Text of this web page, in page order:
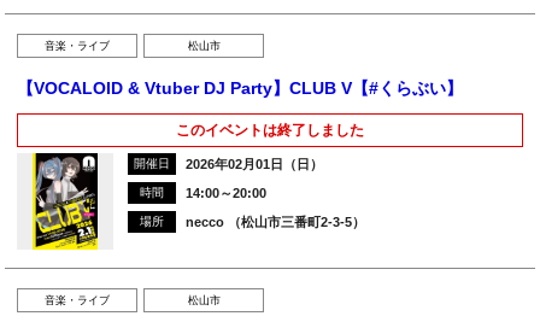
音楽・ライブ 松山市
【VOCALOID & Vtuber DJ Party】CLUB V【#くらぶい】
このイベントは終了しました
開催日 2026年02月01日（日）
時間 14:00～20:00
場所 necco （松山市三番町2-3-5）
音楽・ライブ 松山市